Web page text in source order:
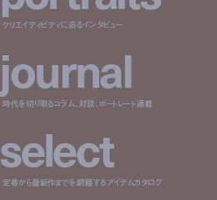
クリエイティビティに迫るインタビュー
journal
時代を切り取るコラム、対談、ポートレート連載
select
定番から最新作までを網羅するアイテムカタログ